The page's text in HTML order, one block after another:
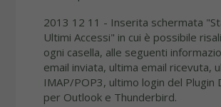
2013 12 11 - Inserita schermata
Ultimi Accessi" in cui è possibile
ogni casella, alle seguenti
email inviata, ultima email ricevuta,
IMAP/POP3, ultimo login del Plugin
per Outlook e Thunderbird.